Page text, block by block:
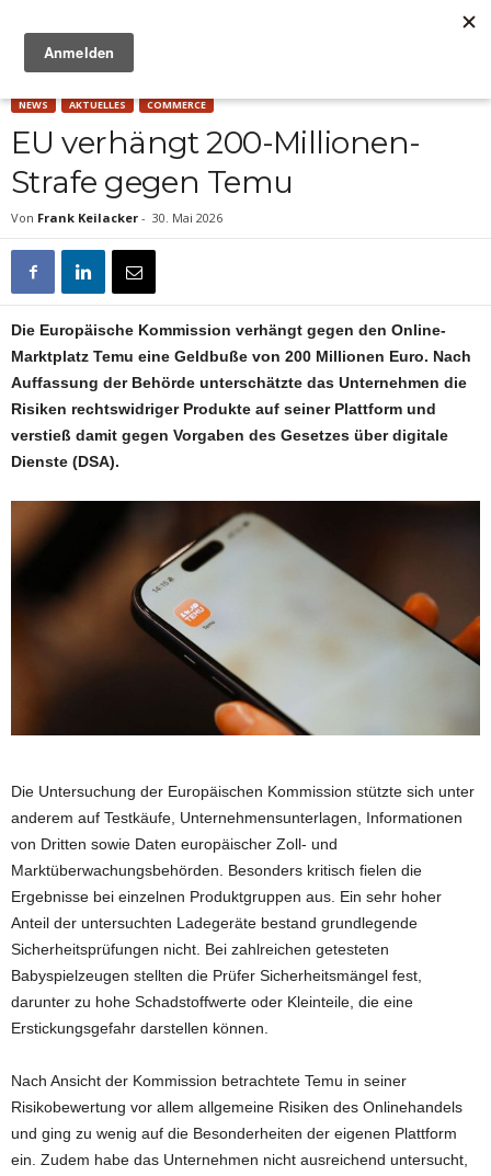
NEWS AKTUELLES COMMERCE
EU verhängt 200-Millionen-
Strafe gegen Temu
Von Frank Keilacker - 30. Mai 2026
Die Europäische Kommission verhängt gegen den Online-
Marktplatz Temu eine Geldbuße von 200 Millionen Euro. Nach
Auffassung der Behörde unterschätzte das Unternehmen die
Risiken rechtswidriger Produkte auf seiner Plattform und
verstieß damit gegen Vorgaben des Gesetzes über digitale
Dienste (DSA).
Die Untersuchung der Europäischen Kommission stützte sich unter
anderem auf Testkäufe, Unternehmensunterlagen, Informationen
von Dritten sowie Daten europäischer Zoll- und
Marktüberwachungsbehörden. Besonders kritisch fielen die
Ergebnisse bei einzelnen Produktgruppen aus. Ein sehr hoher
Anteil der untersuchten Ladegeräte bestand grundlegende
Sicherheitsprüfungen nicht. Bei zahlreichen getesteten
Babyspielzeugen stellten die Prüfer Sicherheitsmängel fest,
darunter zu hohe Schadstoffwerte oder Kleinteile, die eine
Erstickungsgefahr darstellen können.
Nach Ansicht der Kommission betrachtete Temu in seiner
Risikobewertung vor allem allgemeine Risiken des Onlinehandels
und ging zu wenig auf die Besonderheiten der eigenen Plattform
ein. Zudem habe das Unternehmen nicht ausreichend untersucht,